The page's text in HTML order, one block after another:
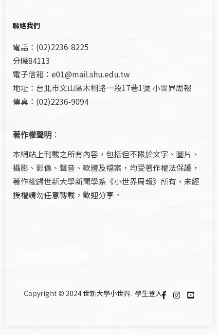
聯絡我們
電話：(02)2236-8225
分機84113
電子信箱：e01@mail.shu.edu.tw
地址：台北市文山區木柵路一段17巷1號 小世界周報
傳真：(02)2236-9094
著作權聲明 ：
本網站上刊載之所有內容，包括但不限於文字、圖片、
攝影、影像、聲音、軟體及檔案，均受著作權法保護，
著作權歸世新大學新聞學系《小世界周報》所有，未經
授權請勿任意轉載，歡迎分享。
Copyright © 2024 世新大學小世界. 學生登入